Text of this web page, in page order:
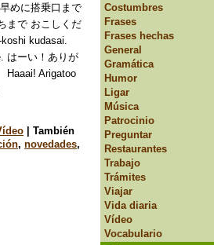
めに搭乗口まで
まで おこしくだ
kudasai.
はーい！ありが
Haaai! Arigatoo
También
, novedades,
Costumbres
Frases
Frases hechas
General
Gramática
Humor
Ligar
Música
Patrocinio
Preguntar
Restaurantes
Trabajo
Trámites
Viajar
Vida diaria
Vídeo
Vocabulario